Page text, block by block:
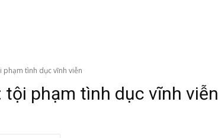
phạm tình dục vĩnh viễn
tội phạm tình dục vĩnh viễn